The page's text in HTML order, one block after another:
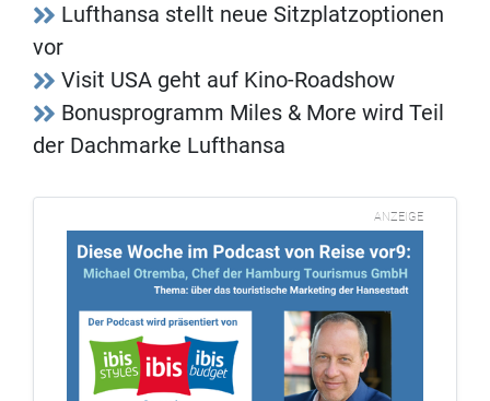
Lufthansa stellt neue Sitzplatzoptionen
vor
Visit USA geht auf Kino-Roadshow
Bonusprogramm Miles & More wird Teil
der Dachmarke Lufthansa
ANZEIGE